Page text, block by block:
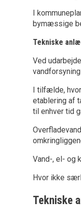
I
bymæssige
Tekniske
Ved
I tilfælde,
etablering af
til enhver tid
Vand-, el- og
Hvor ikke
Tekniske